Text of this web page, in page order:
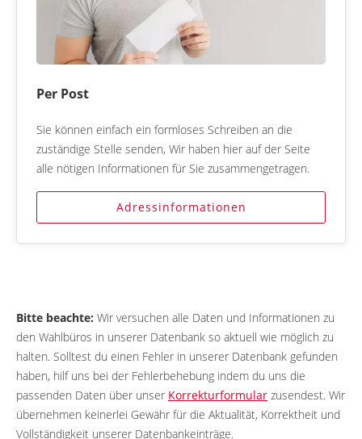
Per Post
Sie können einfach ein formloses Schreiben an die
zuständige Stelle senden, Wir haben hier auf der Seite
alle nötigen Informationen für Sie zusammengetragen.
Adressinformationen
Bitte beachte: Wir versuchen alle Daten und Informationen zu
den Wahlbüros in unserer Datenbank so aktuell wie möglich zu
halten. Solltest du einen Fehler in unserer Datenbank gefunden
haben, hilf uns bei der Fehlerbehebung indem du uns die
passenden Daten über unser Korrekturformular zusendest. Wir
übernehmen keinerlei Gewähr für die Aktualität, Korrektheit und
Vollständigkeit unserer Datenbankeinträge.